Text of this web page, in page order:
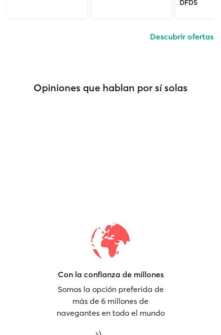
DFDS
Descubrir ofertas
Opiniones que hablan por sí solas
Con la confianza de millones
Somos la opción preferida de
más de 6 millones de
navegantes en todo el mundo